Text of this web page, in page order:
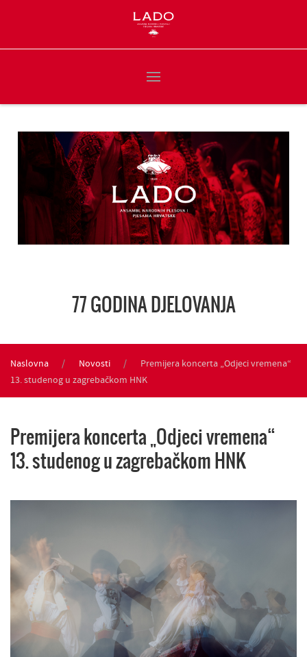
77 GODINA DJELOVANJA
Naslovna Novosti
Premijera koncerta „Odjeci vremena“
13. studenog u zagrebačkom HNK
Premijera koncerta „Odjeci vremena“
13. studenog u zagrebačkom HNK